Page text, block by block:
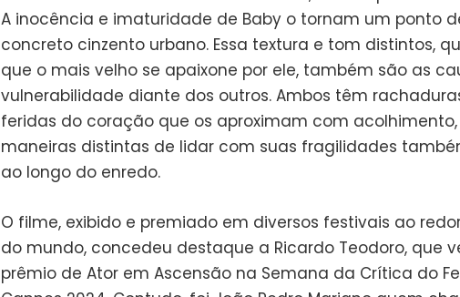
A inocência e imaturidade de Baby o tornam um ponto
concreto cinzento urbano. Essa textura e tom distintos,
que o mais velho se apaixone por ele, também são as
vulnerabilidade diante dos outros. Ambos têm
feridas do coração que os aproximam com
maneiras distintas de lidar com suas fragilidades
ao longo do enredo.
O filme, exibido e premiado em diversos festivais ao
do mundo, concedeu destaque a Ricardo Teodoro, que
prêmio de Ator em Ascensão na Semana da Crítica do